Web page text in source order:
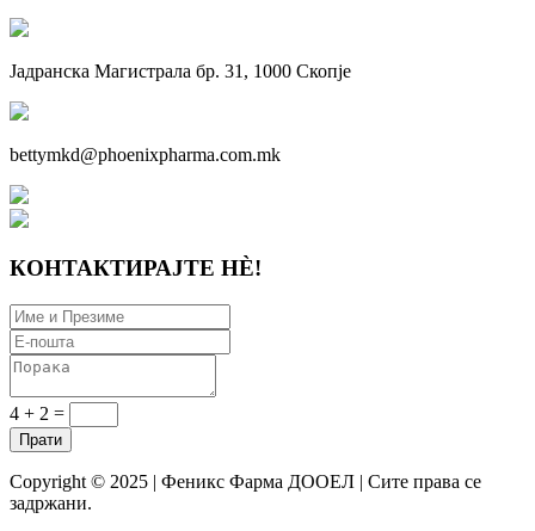
Јадранска Магистрала бр. 31, 1000 Скопје
bettymkd@phoenixpharma.com.mk
КОНТАКТИРАЈТЕ НÈ!
4 + 2 =
Copyright © 2025 | Феникс Фарма ДООЕЛ | Сите права се
задржани.